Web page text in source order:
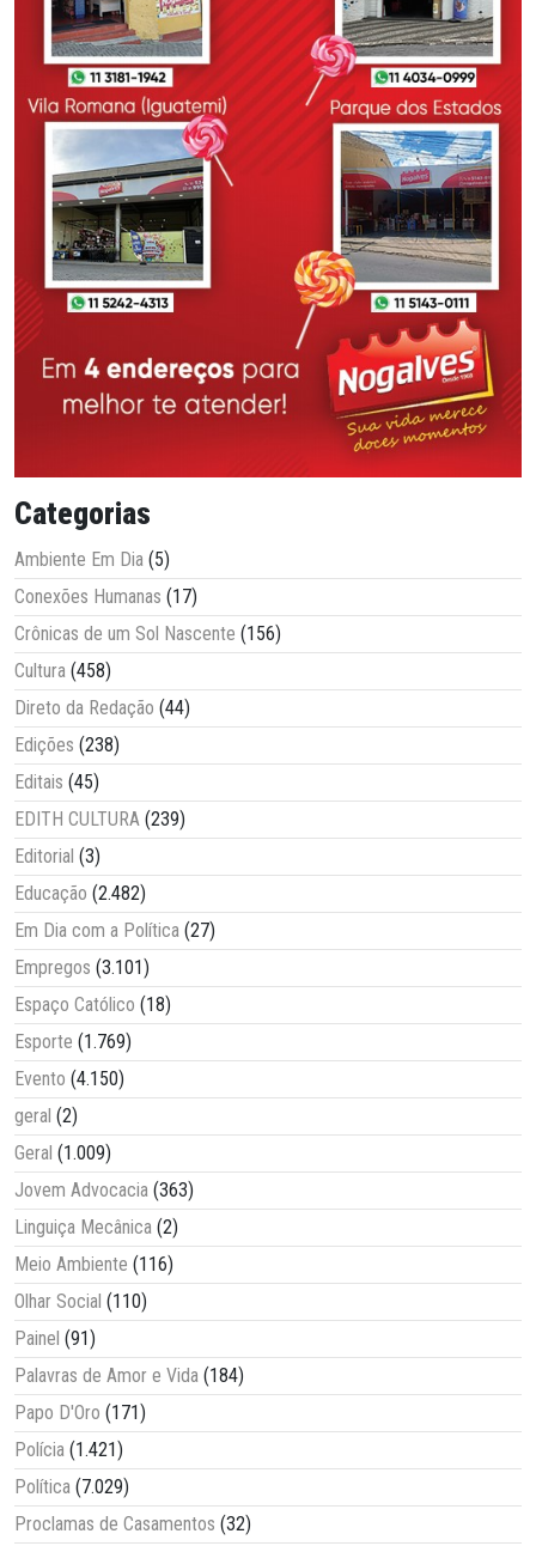
Categorias
Ambiente Em Dia (5)
Conexões Humanas (17)
Crônicas de um Sol Nascente (156)
Cultura (458)
Direto da Redação (44)
Edições (238)
Editais (45)
EDITH CULTURA (239)
Editorial (3)
Educação (2.482)
Em Dia com a Política (27)
Empregos (3.101)
Espaço Católico (18)
Esporte (1.769)
Evento (4.150)
geral (2)
Geral (1.009)
Jovem Advocacia (363)
Linguiça Mecânica (2)
Meio Ambiente (116)
Olhar Social (110)
Painel (91)
Palavras de Amor e Vida (184)
Papo D'Oro (171)
Polícia (1.421)
Política (7.029)
Proclamas de Casamentos (32)